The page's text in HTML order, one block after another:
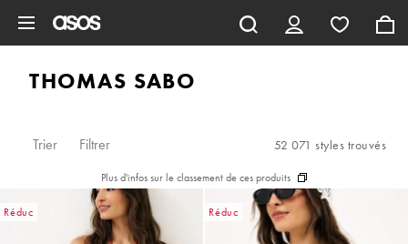
THOMAS SABO
Trier Filtrer 52 071 styles trouvés
Plus d'infos sur le classement de ces produits
Réduc Réduc